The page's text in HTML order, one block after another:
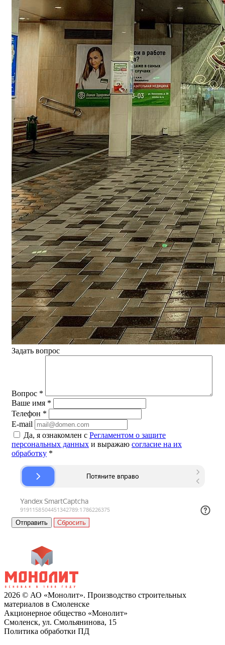
Задать вопрос
Вопрос *
Ваше имя *
Телефон *
E-mail
Да, я ознакомлен с Регламентом о защите
персональных данных и выражаю согласие на их
обработку *
Сбросить
2026 © АО «Монолит». Производство строительных
материалов в Смоленске
Акционерное общество «Монолит»
Смоленск, ул. Смольянинова, 15
Политика обработки ПД